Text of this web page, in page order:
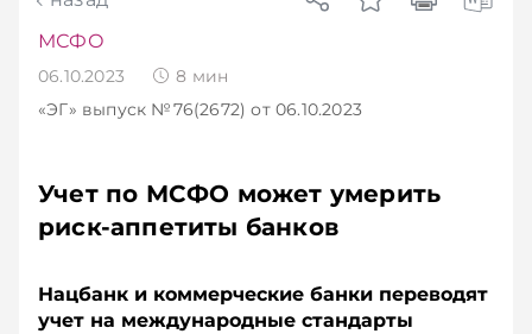
МСФО
06.10.2023 8 мин
«ЭГ» выпуск №76(2672) от 06.10.2023
Учет по МСФО может умерить
риск-аппетиты банков
Нацбанк и коммерческие банки переводят
учет на международные стандарты